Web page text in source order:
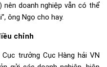
doanh nghiệp vẫn có thể
ông Ngọ cho hay.
chỉnh
trưởng Cục Hàng hải VN